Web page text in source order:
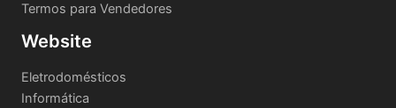
Termos para Vendedores
Website
Eletrodomésticos
Informática